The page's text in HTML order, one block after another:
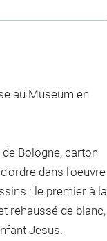
au Museum en
Bologne, carton
dans l'oeuvre
: le premier à la
rehaussé de blanc,
Jesus.